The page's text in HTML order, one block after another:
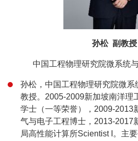
孙松 副教授
中国工程物理研究院微系统
孙松，中国工程物理研究院微系
教授。2005-2009新加坡南洋理
学士（一等荣誉），2009-2013
气与电子工程博士，2013-2017
局高性能计算所Scientist I。主